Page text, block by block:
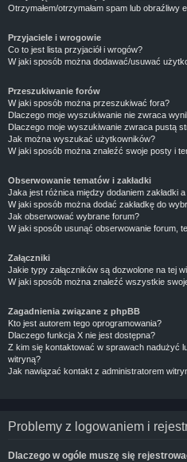
Otrzymałem/otrzymałam spam lub obraźliwy
Przyjaciele i wrogowie
Co to jest lista przyjaciół i wrogów?
W jaki sposób można dodawać/usuwać
Przeszukiwanie forów
W jaki sposób można przeszukiwać fora?
Dlaczego moje wyszukiwanie nie zwraca
Dlaczego moje wyszukiwanie zwraca pustą
Jak można wyszukać użytkowników?
W jaki sposób można znaleźć swoje posty i
Obserwowanie tematów i zakładki
Jaka jest różnica między dodaniem zakładki
W jaki sposób można dodać zakładkę do
Jak obserwować wybrane forum?
W jaki sposób usunąć obserwowanie forum,
Załączniki
Jakie typy załączników są dozwolone na tej
W jaki sposób można znaleźć wszystkie
Zagadnienia związane z phpBB
Kto jest autorem tego oprogramowania?
Dlaczego funkcja X nie jest dostępna?
Z kim się kontaktować w sprawach nadużyć
witryną?
Jak nawiązać kontakt z administratorem
Problemy z logowaniem i
Dlaczego w ogóle muszę się